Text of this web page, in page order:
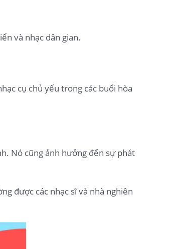
và nhạc dân gian.
cụ chủ yếu trong các buổi hòa
Nó cũng ảnh hưởng đến sự phát
được các nhạc sĩ và nhà nghiên